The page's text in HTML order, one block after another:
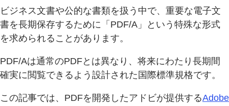
ビジネス文書や公的な書類を扱う中で、重要な電子文
書を長期保存するために「PDF/A」という特殊な形式
を求められることがあります。
PDF/Aは通常のPDFとは異なり、将来にわたり長期間
確実に閲覧できるよう設計された国際標準規格です。
この記事では、PDFを開発したアドビが提供するAdobe